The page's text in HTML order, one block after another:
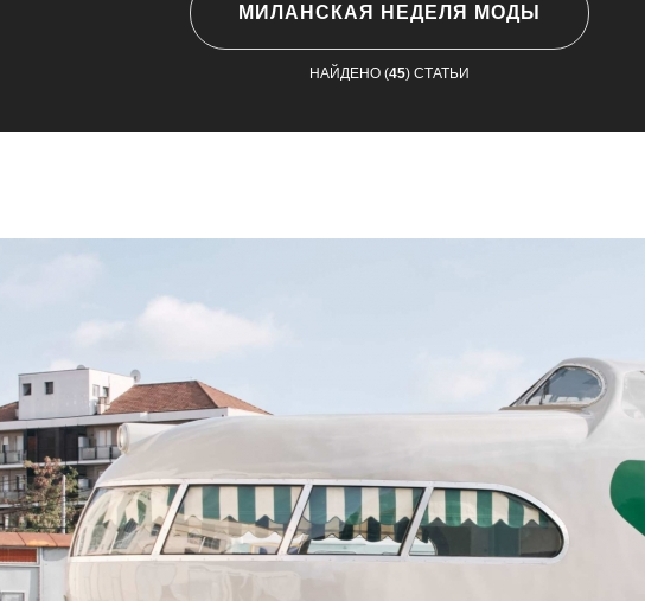
МИЛАНСКАЯ НЕДЕЛЯ МОДЫ
НАЙДЕНО (45) СТАТЬИ